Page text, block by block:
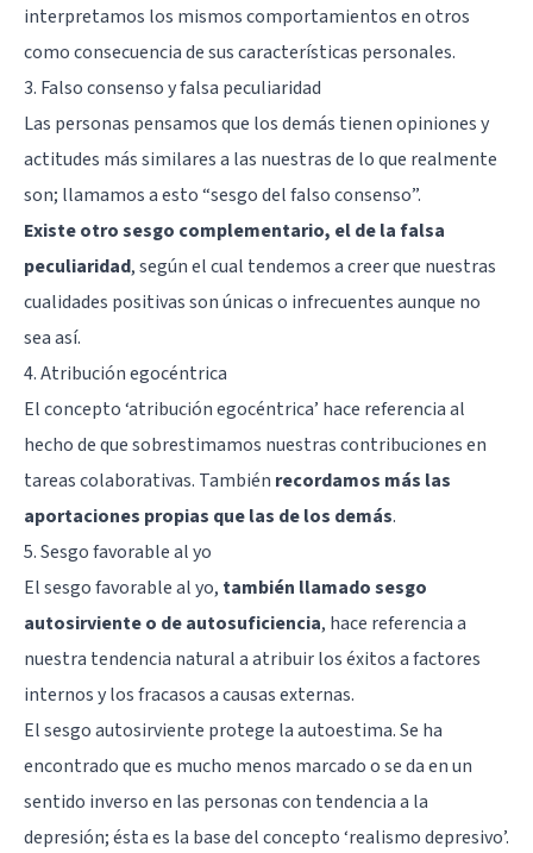
interpretamos los mismos comportamientos en otros
como consecuencia de sus características personales.
3. Falso consenso y falsa peculiaridad
Las personas pensamos que los demás tienen opiniones y
actitudes más similares a las nuestras de lo que realmente
son; llamamos a esto “sesgo del falso consenso”.
Existe otro sesgo complementario, el de la falsa
peculiaridad, según el cual tendemos a creer que nuestras
cualidades positivas son únicas o infrecuentes aunque no
sea así.
4. Atribución egocéntrica
El concepto ‘atribución egocéntrica’ hace referencia al
hecho de que sobrestimamos nuestras contribuciones en
tareas colaborativas. También recordamos más las
aportaciones propias que las de los demás.
5. Sesgo favorable al yo
El sesgo favorable al yo, también llamado sesgo
autosirviente o de autosuficiencia, hace referencia a
nuestra tendencia natural a atribuir los éxitos a factores
internos y los fracasos a causas externas.
El sesgo autosirviente protege la autoestima. Se ha
encontrado que es mucho menos marcado o se da en un
sentido inverso en las personas con tendencia a la
depresión; ésta es la base del concepto ‘realismo depresivo’.